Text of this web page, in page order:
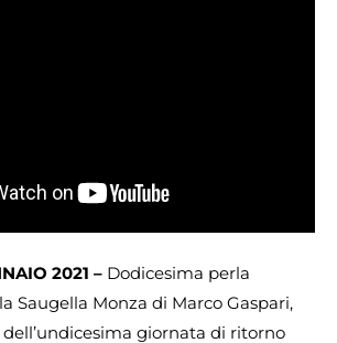
2021 – Dodicesima perla
Saugella Monza di Marco Gaspari,
dell’undicesima giornata di ritorno